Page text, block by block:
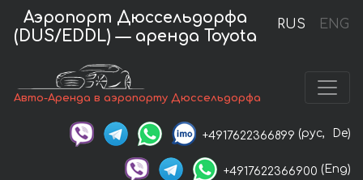
RUS ENG
Аэропорт Дюссельдорфа
(DUS/EDDL) — аренда Toyota
Авто-Аренда в аэропорту Дюссельдорфа
+4917622366899 (рус, De)
+4917622366900 (Eng)